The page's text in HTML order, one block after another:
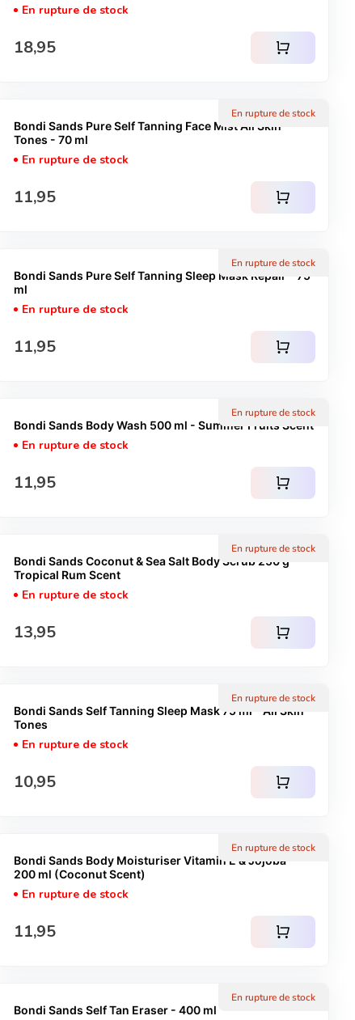
En rupture de stock
Prix normal
18,95 shopping_cart
En rupture de stock
Bondi Sands Pure Self Tanning Face Mist All Skin
Tones - 70 ml
En rupture de stock
Prix normal
11,95 shopping_cart
En rupture de stock
Bondi Sands Pure Self Tanning Sleep Mask Repair - 75
ml
En rupture de stock
Prix normal
11,95 shopping_cart
En rupture de stock
Bondi Sands Body Wash 500 ml - Summer Fruits Scent
En rupture de stock
Prix normal
11,95 shopping_cart
En rupture de stock
Bondi Sands Coconut & Sea Salt Body Scrub 250 g -
Tropical Rum Scent
En rupture de stock
Prix normal
13,95 shopping_cart
En rupture de stock
Bondi Sands Self Tanning Sleep Mask 75 ml - All Skin
Tones
En rupture de stock
Prix normal
10,95 shopping_cart
En rupture de stock
Bondi Sands Body Moisturiser Vitamin E & Jojoba -
200 ml (Coconut Scent)
En rupture de stock
Prix normal
11,95 shopping_cart
En rupture de stock
Bondi Sands Self Tan Eraser - 400 ml